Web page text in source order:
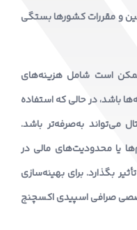
و مقررات کشورها بستگی
ممکن است شامل هزینه‌های
باشد، در حالی که استفاده
می‌تواند به‌صرفه‌تر باشد.
یا محدودیت‌های مالی در
بگذارد. برای بهینه‌سازی
صرافی اسپیدی اکسچنج